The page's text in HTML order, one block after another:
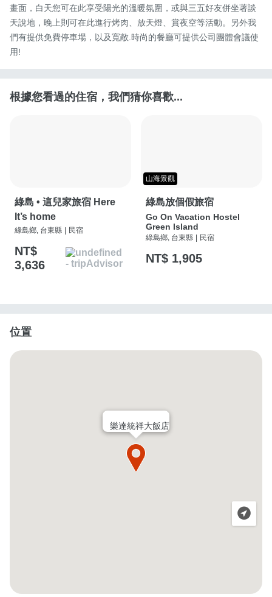
畫面，白天您可在此享受陽光的溫暖氛圍，或與三五好友併坐著談
天說地，晚上則可在此進行烤肉、放天燈、賞夜空等活動。另外我
們有提供免費停車場，以及寬敞.時尚的餐廳可提供公司團體會議使
用!
根據您看過的住宿，我們猜你喜歡...
綠島 • 這兒家旅宿 Here
It’s home
綠島鄉, 台東縣 | 民宿
NT$
3,636
山海景觀
綠島放個假旅宿
Go On Vacation Hostel
Green Island
綠島鄉, 台東縣 | 民宿
NT$ 1,905
位置
樂達統祥大飯店